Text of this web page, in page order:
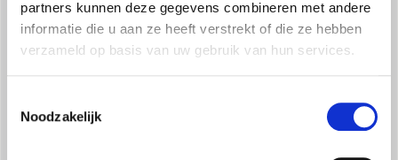
partners kunnen deze gegevens combineren met andere
informatie die u aan ze heeft verstrekt of die ze hebben
verzameld op basis van uw gebruik van hun services.
Noodzakelijk